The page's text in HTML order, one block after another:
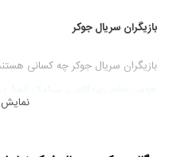
بازیگران سریال جوکر
بازیگران سریال جوکر چه کسانی
هومن حاجی‌عبداللهی
سیامک انصاری
به ایفای